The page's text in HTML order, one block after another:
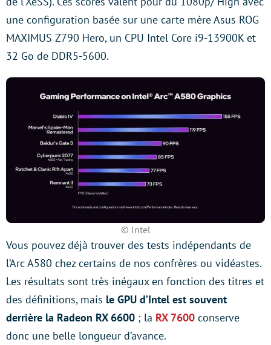
une configuration basée sur une carte mère Asus ROG
MAXIMUS Z790 Hero, un CPU Intel Core i9-13900K et
32 Go de DDR5-5600.
© Intel
Vous pouvez déjà trouver des tests indépendants de
l’Arc A580 chez certains de nos confrères ou vidéastes.
Les résultats sont très inégaux en fonction des titres et
des définitions, mais le GPU d’Intel est souvent
derrière la Radeon RX 6600 ; la RX 7600 conserve
donc une belle longueur d’avance.